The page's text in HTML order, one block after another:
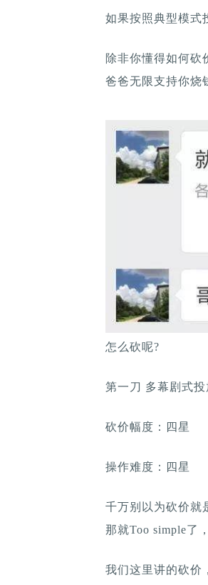
如果按照典型模式
除非你懂得如何砍
爸爸无限支持你烧
怎么砍呢?
第一刀 多幕剧式投
砍价幅度：四星
操作难度：四星
千万别以为砍价就
那就Too simple了
我们这里讲的砍价